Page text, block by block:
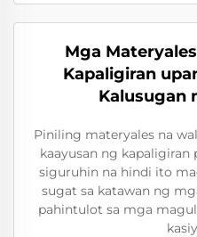
Mga
Kapaligiran
Kalusugan
Piniling materyales na
kaayusan ng kapaligiran
siguruhin na hindi ito
sugat sa katawan ng
pahintulot sa mga